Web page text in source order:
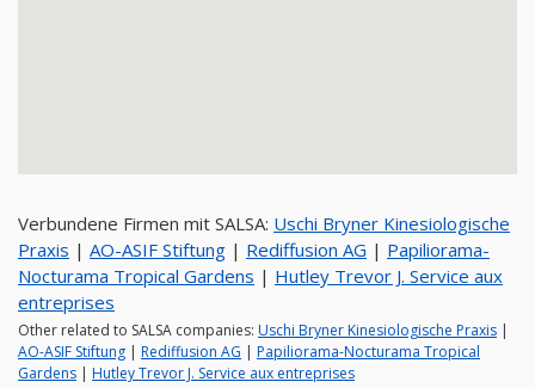
Verbundene Firmen mit SALSA: Uschi Bryner Kinesiologische
Praxis | AO-ASIF Stiftung | Rediffusion AG | Papiliorama-
Nocturama Tropical Gardens | Hutley Trevor J. Service aux
entreprises
Other related to SALSA companies: Uschi Bryner Kinesiologische Praxis |
AO-ASIF Stiftung | Rediffusion AG | Papiliorama-Nocturama Tropical
Gardens | Hutley Trevor J. Service aux entreprises